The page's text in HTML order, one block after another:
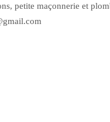
petite maçonnerie et